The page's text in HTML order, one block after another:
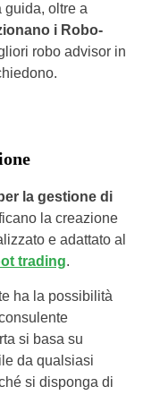
guida, oltre a
i Robo-
robo advisor in
la gestione di
la creazione
e adattato al
trading.
ha la possibilità
si basa su
da qualsiasi
si disponga di